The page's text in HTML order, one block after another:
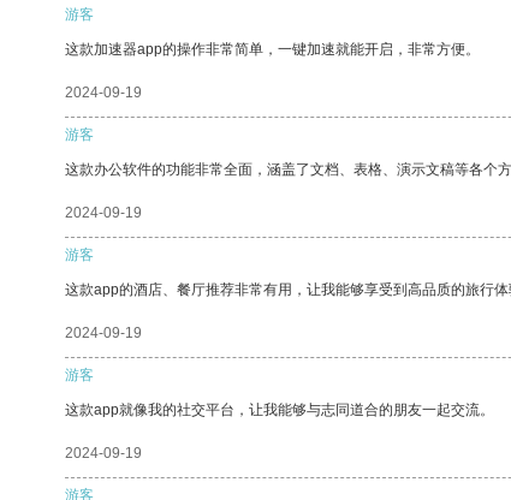
游客
这款加速器app的操作非常简单，一键加速就能开启，非常方便。
2024-09-19
游客
这款办公软件的功能非常全面，涵盖了文档、表格、演示文稿等各个
2024-09-19
游客
这款app的酒店、餐厅推荐非常有用，让我能够享受到高品质的旅行体
2024-09-19
游客
这款app就像我的社交平台，让我能够与志同道合的朋友一起交流。
2024-09-19
游客